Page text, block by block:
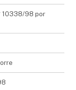
10338/98 por